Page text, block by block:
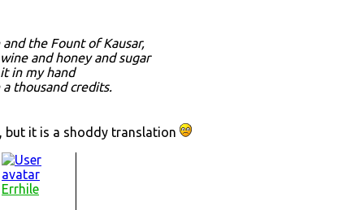
the Fount of Kausar,
and honey and sugar
in my hand
thousand credits.
but it is a shoddy translation
Errhile